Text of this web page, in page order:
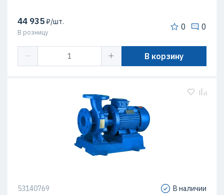
44 935₽/шт.
В розницу
0 0
В корзину
53140769 В наличии